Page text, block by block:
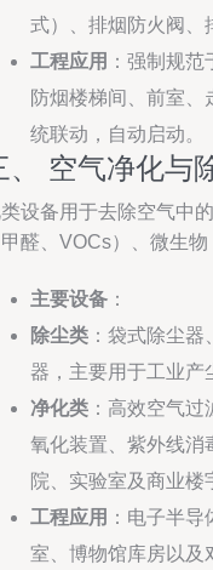
式）、排烟防火阀、
工程应用 ：强制规
防烟楼梯间、前室
统联动，自动启动。
、 空气净化与
设备用于去除空气中
醛、VOCs）、微生物
主要设备 ：
除尘类 ：袋式除尘
器，主要用于工业产
净化类 ：高效空气
氧化装置、紫外线消
院、实验室及商业楼
工程应用 ：电子半
室、博物馆库房以及